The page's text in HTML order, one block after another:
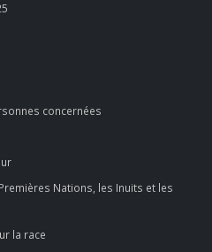
concernées
Nations, les Inuits et les
la race